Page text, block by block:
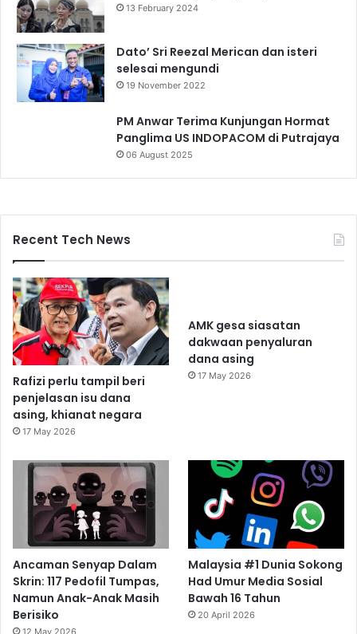
13 February 2024
Dato’ Sri Reezal Merican dan isteri
selesai mengundi
19 November 2022
PM Anwar Terima Kunjungan Hormat
Panglima US INDOPACOM di Putrajaya
06 August 2025
Recent Tech News
Rafizi perlu tampil beri
penjelasan isu dana
asing, khianat negara
17 May 2026
AMK gesa siasatan
dakwaan penyaluran
dana asing
17 May 2026
Ancaman Senyap Dalam
Skrin: 117 Pedofil Tumpas,
Namun Anak-Anak Masih
Berisiko
12 May 2026
Malaysia #1 Dunia Sokong
Had Umur Media Sosial
Bawah 16 Tahun
20 April 2026